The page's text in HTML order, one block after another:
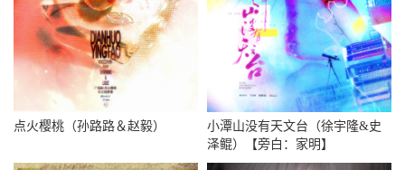
点火樱桃（孙路路＆赵毅）
小潭山没有天文台（徐宇隆&史
泽鲲）【旁白：家明】